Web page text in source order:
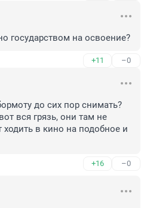
государством на освоение?
+11 –0
до сих пор снимать?
вся грязь, они там не
ходить в кино на подобное и
+16 –0